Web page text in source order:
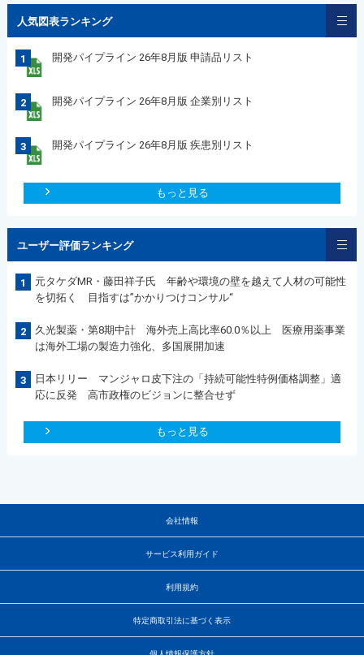
人気図表ランキング
1 開発パイプライン 26年8月版 申請品リスト
2 開発パイプライン 26年8月版 企業別リスト
3 開発パイプライン 26年8月版 疾患別リスト
もっと見る
ユーザー評価ランキング
1
元タケダMR・藤田祥子氏 年齢や環境の壁を越えて人材の可能性
を切拓く 目指すは”かかりつけコンサル“
2
久光製薬・第8期中計 海外売上高比率60.0％以上 医療用薬事業
は海外工場の製造力強化、多国展開加速
3
日本リリー マンジャロ皮下注の「持続可能性特例価格調整」適
応に反発 高市政権のビジョンに整合せず
もっと見る
会社情報
サービス利用ガイド
利用規約
特定商取引法に基づく表示